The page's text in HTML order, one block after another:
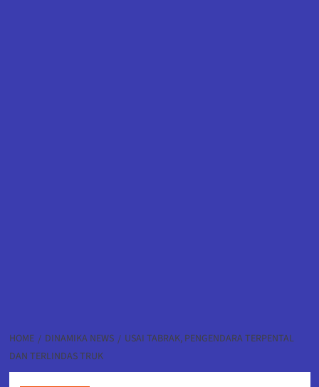
HOME DINAMIKA NEWS
USAI TABRAK, PENGENDARA TERPENTAL
DAN TERLINDAS TRUK